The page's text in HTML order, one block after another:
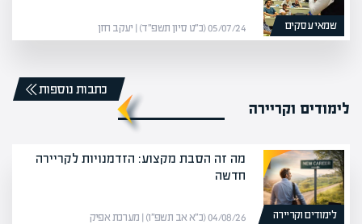
שמאי עסקים 05/07/24 (כ״ט סיון תשפ״ד) | יעקב חזן
לימודים וקריירה
כתבות נוספות
לימודים וקריירה
מה זה הסבת מקצוע: הזדמנויות לקריירה
חדשה
04/08/26 (כ״א אב תשפ״ו) | מערכת אפיק